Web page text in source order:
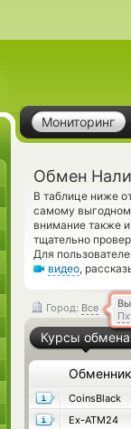
Мониторинг
Обмен
В таблице ниже
самому
внимание также
тщательно
Для
видео,
Город: Все
Курсы обмена
Обменник
CoinsBlack
Ex-ATM24